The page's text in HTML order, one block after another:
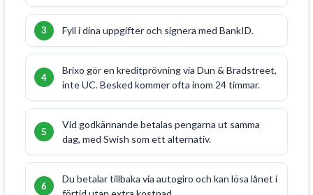
Fyll i dina uppgifter och signera med BankID.
Brixo gör en kreditprövning via Dun & Bradstreet,
inte UC. Besked kommer ofta inom 24 timmar.
Vid godkännande betalas pengarna ut samma
dag, med Swish som ett alternativ.
Du betalar tillbaka via autogiro och kan lösa lånet i